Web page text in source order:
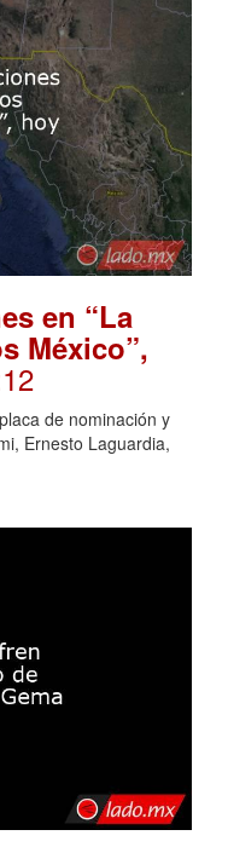
en “La
México”,
de nominación y
Ernesto Laguardia,